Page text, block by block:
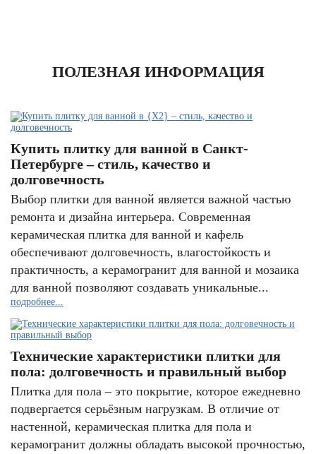
ПОЛЕЗНАЯ ИНФОРМАЦИЯ
Купить плитку для ванной в Санкт-
Петербурге – стиль, качество и
долговечность
Выбор плитки для ванной является важной частью
ремонта и дизайна интерьера. Современная
керамическая плитка для ванной и кафель
обеспечивают долговечность, влагостойкость и
практичность, а керамогранит для ванной и мозаика
для ванной позволяют создавать уникальные...
подробнее...
Технические характеристики плитки для
пола: долговечность и правильный выбор
Плитка для пола – это покрытие, которое ежедневно
подвергается серьёзным нагрузкам. В отличие от
настенной, керамическая плитка для пола и
керамогранит должны обладать высокой прочностью,